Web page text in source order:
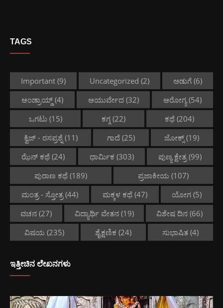
TAGS
Important (9) Uncategorized (2) ಅಡುಗೆ (6)
ಆಂಡ್ರಾಯ್ಡ್(4) ಆಯುರ್ವೇದ(32) ಆರೋಗ್ಯ (54)
ಒಗಟು(15) ಕಗ್ಗ(22) ಕಥೆ (204)
ಕ್ವಿಜ್ - ರಸಪ್ರಶ್ನೆ (11) ಗಾದೆ(25) ಜೋಕ್ಸ್ (19)
ಝೆನ್ ಕಥೆ(24) ಧಾರ್ಮಿಕ (303) ಪುಣ್ಯ ಕ್ಷೇತ್ರ(99)
ಪುರಾಣ ಕಥೆ (189) ಪ್ರಜಾಕೀಯ (107)
ಮಂತ್ರ - ಸ್ತೋತ್ರ(44) ಮಕ್ಕಳ ಕಥೆ(47) ಯೋಗ (5)
ವಚನ(27) ವಿದ್ಯಾರ್ಥಿ ವೇತನ(19) ವಿಶೇಷ ದಿನ (66)
ವಿಷಯ (235) ಶೈಕ್ಷಣಿಕ (24) ಸುಭಾಷಿತ (4)
ಇತ್ತೀಚಿನ ಲೇಖನಗಳು